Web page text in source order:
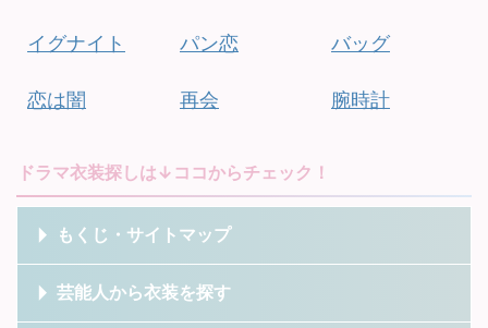
イグナイト
恋は闇
パン恋
再会
バッグ
腕時計
ドラマ衣装探しは↓ココからチェック！
もくじ・サイトマップ
芸能人から衣装を探す